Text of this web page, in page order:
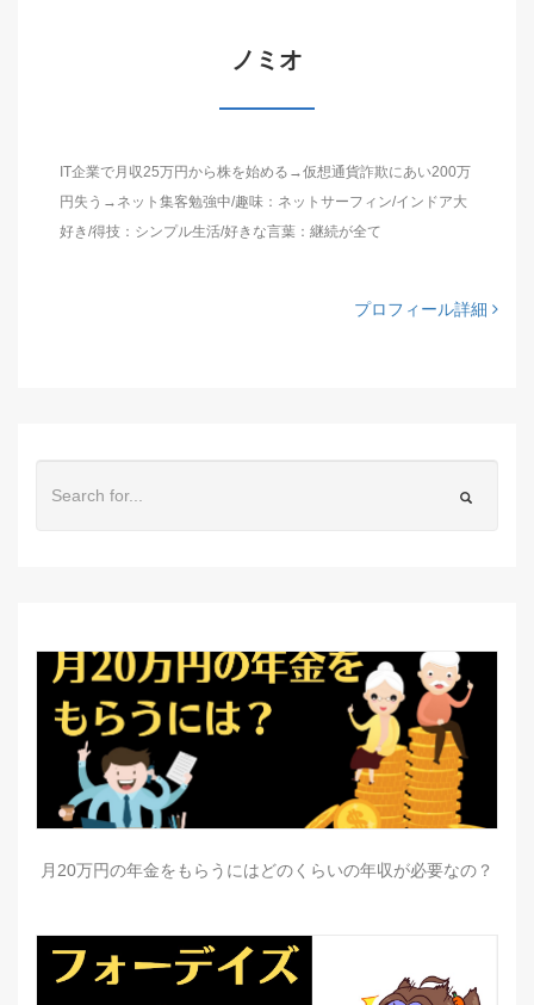
ノミオ
IT企業で月収25万円から株を始める→仮想通貨詐欺にあい200万
円失う→ネット集客勉強中/趣味：ネットサーフィン/インドア大
好き/得技：シンプル生活/好きな言葉：継続が全て
プロフィール詳細
月20万円の年金をもらうにはどのくらいの年収が必要なの？